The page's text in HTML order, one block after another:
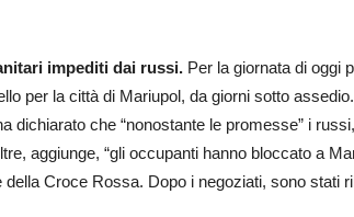
impediti dai russi. Per la giornata di oggi
per la città di Mariupol, da giorni sotto
dichiarato che “nonostante le promesse” i
aggiunge, “gli occupanti hanno bloccato a
della Croce Rossa. Dopo i negoziati, sono stati